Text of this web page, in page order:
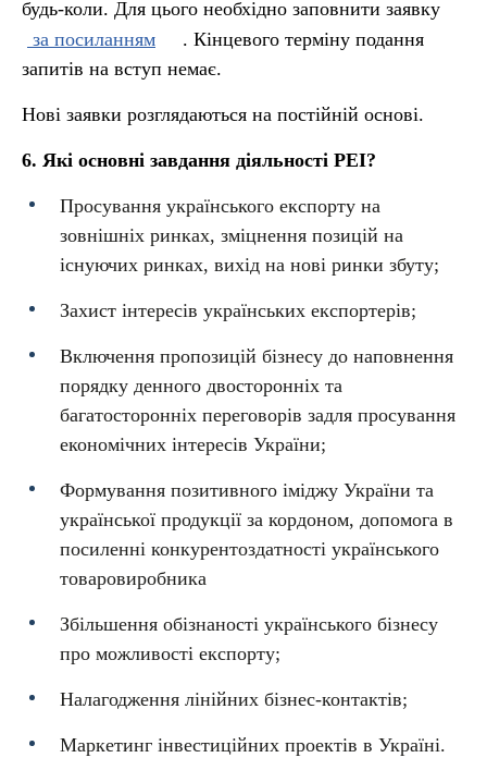
будь-коли. Для цього необхідно заповнити заявку
за посиланням
. Кінцевого терміну подання
запитів на вступ немає.
Нові заявки розглядаються на постійній основі.
6. Які основні завдання діяльності РЕІ?
Просування українського експорту на
зовнішніх ринках, зміцнення позицій на
існуючих ринках, вихід на нові ринки збуту;
Захист інтересів українських експортерів;
Включення пропозицій бізнесу до наповнення
порядку денного двосторонніх та
багатосторонніх переговорів задля просування
економічних інтересів України;
Формування позитивного іміджу України та
української продукції за кордоном, допомога в
посиленні конкурентоздатності українського
товаровиробника
Збільшення обізнаності українського бізнесу
про можливості експорту;
Налагодження лінійних бізнес-контактів;
Маркетинг інвестиційних проектів в Україні.